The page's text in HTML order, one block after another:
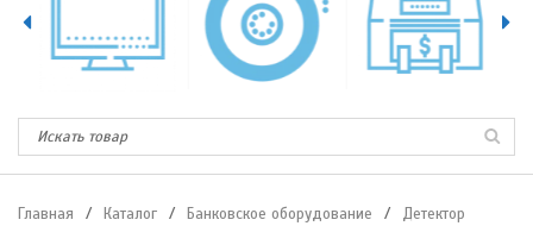
Главная / Каталог / Банковское оборудование /
Детектор